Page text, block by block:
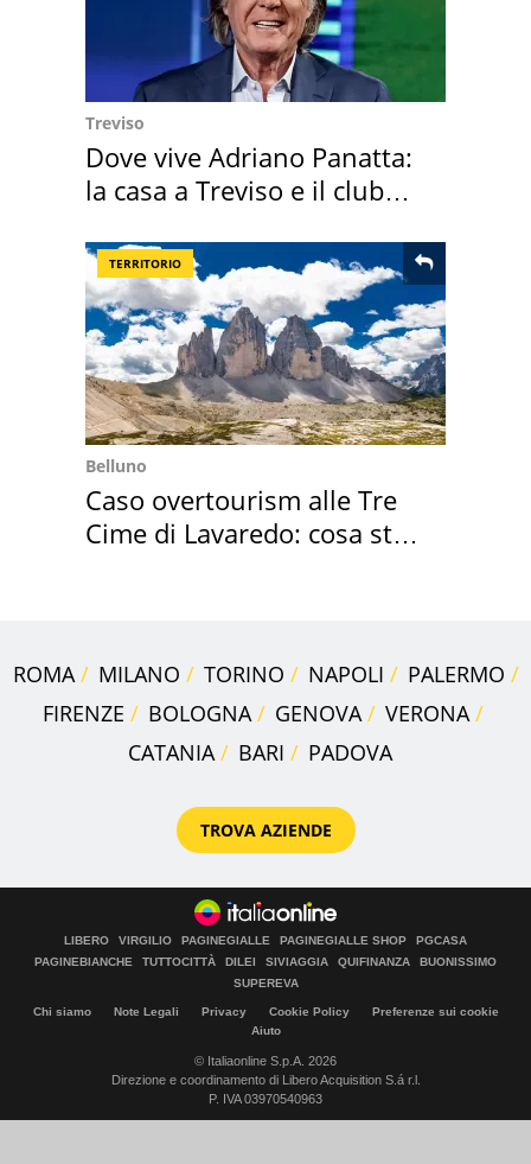
Treviso
Dove vive Adriano Panatta:
la casa a Treviso e il club
TERRITORIO
Belluno
Caso overtourism alle Tre
Cime di Lavaredo: cosa sta
ROMA MILANO TORINO NAPOLI
PALERMO
FIRENZE
BOLOGNA GENOVA
VERONA
CATANIA
BARI PADOVA
TROVA AZIENDE
LIBERO VIRGILIO PAGINEGIALLE PAGINEGIALLE SHOP
PGCASA
PAGINEBIANCHE
TUTTOCITTÀ DILEI SIVIAGGIA QUIFINANZA
BUONISSIMO
SUPEREVA
Chi siamo Note Legali Privacy Cookie Policy
Preferenze sui cookie
Aiuto
© Italiaonline S.p.A. 2026
Direzione e coordinamento di Libero Acquisition S.á r.l.
P. IVA 03970540963